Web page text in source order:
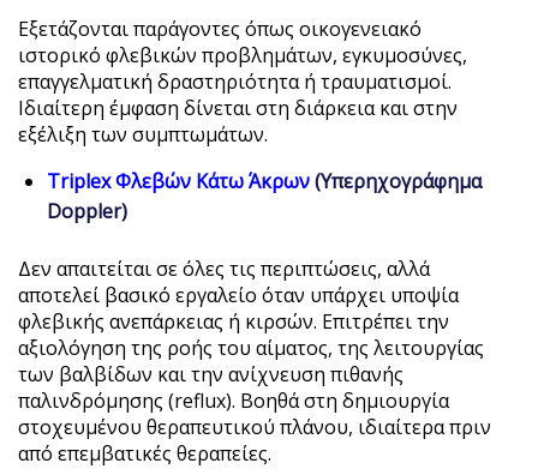
Εξετάζονται παράγοντες όπως οικογενειακό
ιστορικό φλεβικών προβλημάτων, εγκυμοσύνες,
επαγγελματική δραστηριότητα ή τραυματισμοί.
Ιδιαίτερη έμφαση δίνεται στη διάρκεια και στην
εξέλιξη των συμπτωμάτων.
Triplex Φλεβών Κάτω Άκρων(Υπερηχογράφημα
Doppler)
Δεν απαιτείται σε όλες τις περιπτώσεις, αλλά
αποτελεί βασικό εργαλείο όταν υπάρχει υποψία
φλεβικής ανεπάρκειας ή κιρσών. Επιτρέπει την
αξιολόγηση της ροής του αίματος, της λειτουργίας
των βαλβίδων και την ανίχνευση πιθανής
παλινδρόμησης (reflux). Βοηθά στη δημιουργία
στοχευμένου θεραπευτικού πλάνου, ιδιαίτερα πριν
από επεμβατικές θεραπείες.